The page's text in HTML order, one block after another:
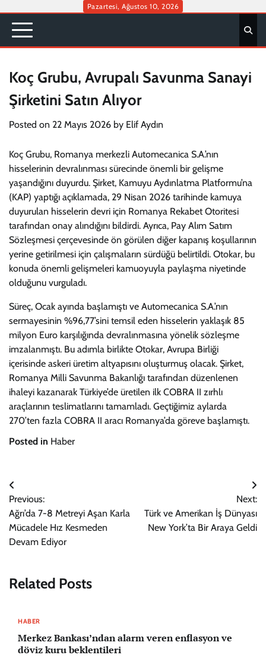
content
Pazartesi, Ağustos 10, 2026
Koç Grubu, Avrupalı Savunma Sanayi
Şirketini Satın Alıyor
Posted on 22 Mayıs 2026 by Elif Aydın
Koç Grubu, Romanya merkezli Automecanica S.A.’nın
hisselerinin devralınması sürecinde önemli bir gelişme
yaşandığını duyurdu. Şirket, Kamuyu Aydınlatma Platformu’na
(KAP) yaptığı açıklamada, 29 Nisan 2026 tarihinde kamuya
duyurulan hisselerin devri için Romanya Rekabet Otoritesi
tarafından onay alındığını bildirdi. Ayrıca, Pay Alım Satım
Sözleşmesi çerçevesinde ön görülen diğer kapanış koşullarının
yerine getirilmesi için çalışmaların sürdüğü belirtildi. Otokar, bu
konuda önemli gelişmeleri kamuoyuyla paylaşma niyetinde
olduğunu vurguladı.
Süreç, Ocak ayında başlamıştı ve Automecanica S.A.’nın
sermayesinin %96,77’sini temsil eden hisselerin yaklaşık 85
milyon Euro karşılığında devralınmasına yönelik sözleşme
imzalanmıştı. Bu adımla birlikte Otokar, Avrupa Birliği
içerisinde askeri üretim altyapısını oluşturmuş olacak. Şirket,
Romanya Milli Savunma Bakanlığı tarafından düzenlenen
ihaleyi kazanarak Türkiye’de üretilen ilk COBRA II zırhlı
araçlarının teslimatlarını tamamladı. Geçtiğimiz aylarda
270’ten fazla COBRA II aracı Romanya’da göreve başlamıştı.
Posted in Haber
Yazı
gezinmesi
Previous:
Ağrı’da 7-8 Metreyi Aşan Karla
Mücadele Hız Kesmeden
Devam Ediyor
Next:
Türk ve Amerikan İş Dünyası
New York’ta Bir Araya Geldi
Related Posts
HABER
Merkez Bankası’ndan alarm veren enflasyon ve
döviz kuru beklentileri